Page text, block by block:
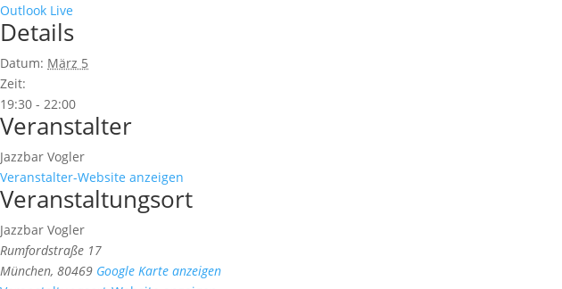
Outlook Live
Details
Datum: März 5
Zeit:
19:30 - 22:00
Veranstalter
Jazzbar Vogler
Veranstalter-Website anzeigen
Veranstaltungsort
Jazzbar Vogler
Rumfordstraße 17
München, 80469 Google Karte anzeigen